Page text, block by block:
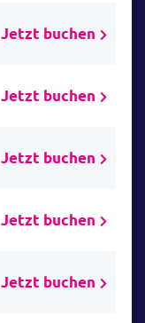
Jetzt buchen
Jetzt buchen
Jetzt buchen
Jetzt buchen
Jetzt buchen